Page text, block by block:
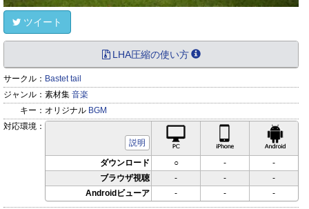
ツイート
LHA圧縮の使い方
サークル： Bastet tail
ジャンル： 素材集 音楽
キー： オリジナル BGM
対応環境：
説明
iPhone対応
ダウンロード ○ -
-
ブラウザ視聴
- -
-
Androidビューア
- - -